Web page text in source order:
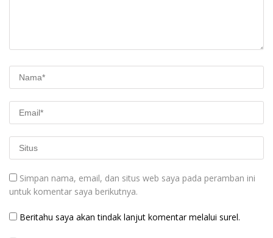
Simpan nama, email, dan situs web saya pada peramban ini
untuk komentar saya berikutnya.
Beritahu saya akan tindak lanjut komentar melalui surel.